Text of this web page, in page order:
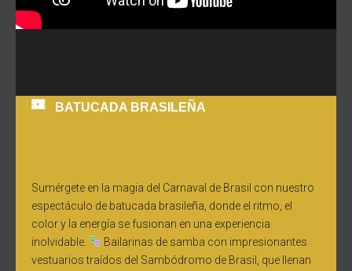
BATUCADA BRASILEÑA
Sumérgete en la magia del Carnaval de Brasil con nuestro
espectáculo de batucada brasileña, donde el ritmo, el
color y la energía se fusionan en una experiencia
inolvidable.
Bailarinas de samba con impresionantes
vestuarios traídos del Sambódromo de Brasil, que llenan